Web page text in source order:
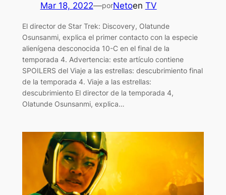
Mar 18, 2022—porNetoen TV
El director de Star Trek: Discovery, Olatunde
Osunsanmi, explica el primer contacto con la especie
alienígena desconocida 10-C en el final de la
temporada 4. Advertencia: este artículo contiene
SPOILERS del Viaje a las estrellas: descubrimiento final
de la temporada 4. Viaje a las estrellas:
descubrimiento El director de la temporada 4,
Olatunde Osunsanmi, explica…